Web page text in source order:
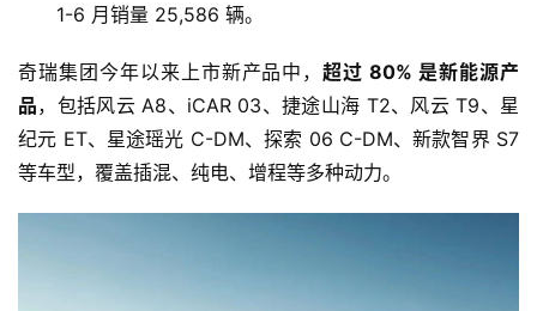
1-6 月销量 25,586 辆。
奇瑞集团今年以来上市新产品中，超过 80% 是新能源产
品，包括风云 A8、iCAR 03、捷途山海 T2、风云 T9、星
纪元 ET、星途瑶光 C-DM、探索 06 C-DM、新款智界 S7
等车型，覆盖插混、纯电、增程等多种动力。